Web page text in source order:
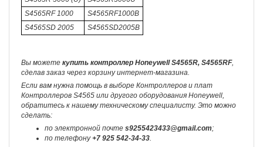
S4565RF 1000
S4565RF1000B
S4565SD 2005
S4565SD2005B
Вы можете купить контроллер Honeywell S4565R, S4565RF,
сделав заказ через корзину интернет-магазина.
Если вам нужна помощь в выборе Контроллеров и плат
Контроллеров S4565 или другого оборудования Honeywell,
обратитесь к нашему техническому специалисту. Это можно
сделать:
по электронной почте s9255423433@gmail.com;
по телефону+7 925 542-34-33